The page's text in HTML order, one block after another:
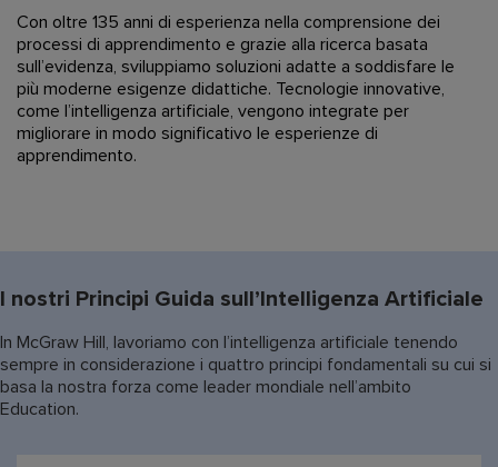
Con oltre 135 anni di esperienza nella comprensione dei
processi di apprendimento e grazie alla ricerca basata
sull’evidenza, sviluppiamo soluzioni adatte a soddisfare le
più moderne esigenze didattiche. Tecnologie innovative,
come l’intelligenza artificiale, vengono integrate per
migliorare in modo significativo le esperienze di
apprendimento.
I nostri Principi Guida sull’Intelligenza Artificiale
In McGraw Hill, lavoriamo con l’intelligenza artificiale tenendo
sempre in considerazione i quattro principi fondamentali su cui si
basa la nostra forza come leader mondiale nell’ambito
Education.